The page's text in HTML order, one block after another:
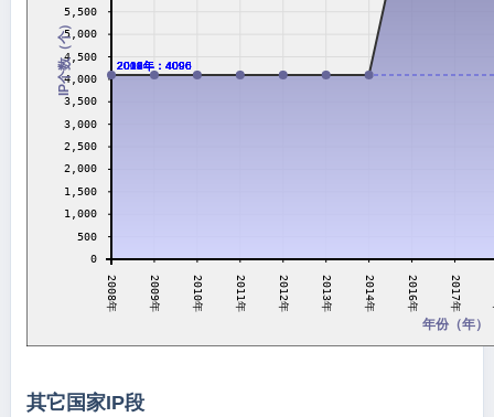
2008年：4096
2009年：4096
2010年：4096
2011年：4096
2012年：4096
2013年：4096
2014年：4096
0
500
1,000
1,500
2,000
2,500
3,000
3,500
4,000
4,500
5,000
5,500
2008年 2009年 2010年 2011年 2012年 2013年 2014年 2016年 2017年
年份（年）
IP个数（个）
其它国家IP段